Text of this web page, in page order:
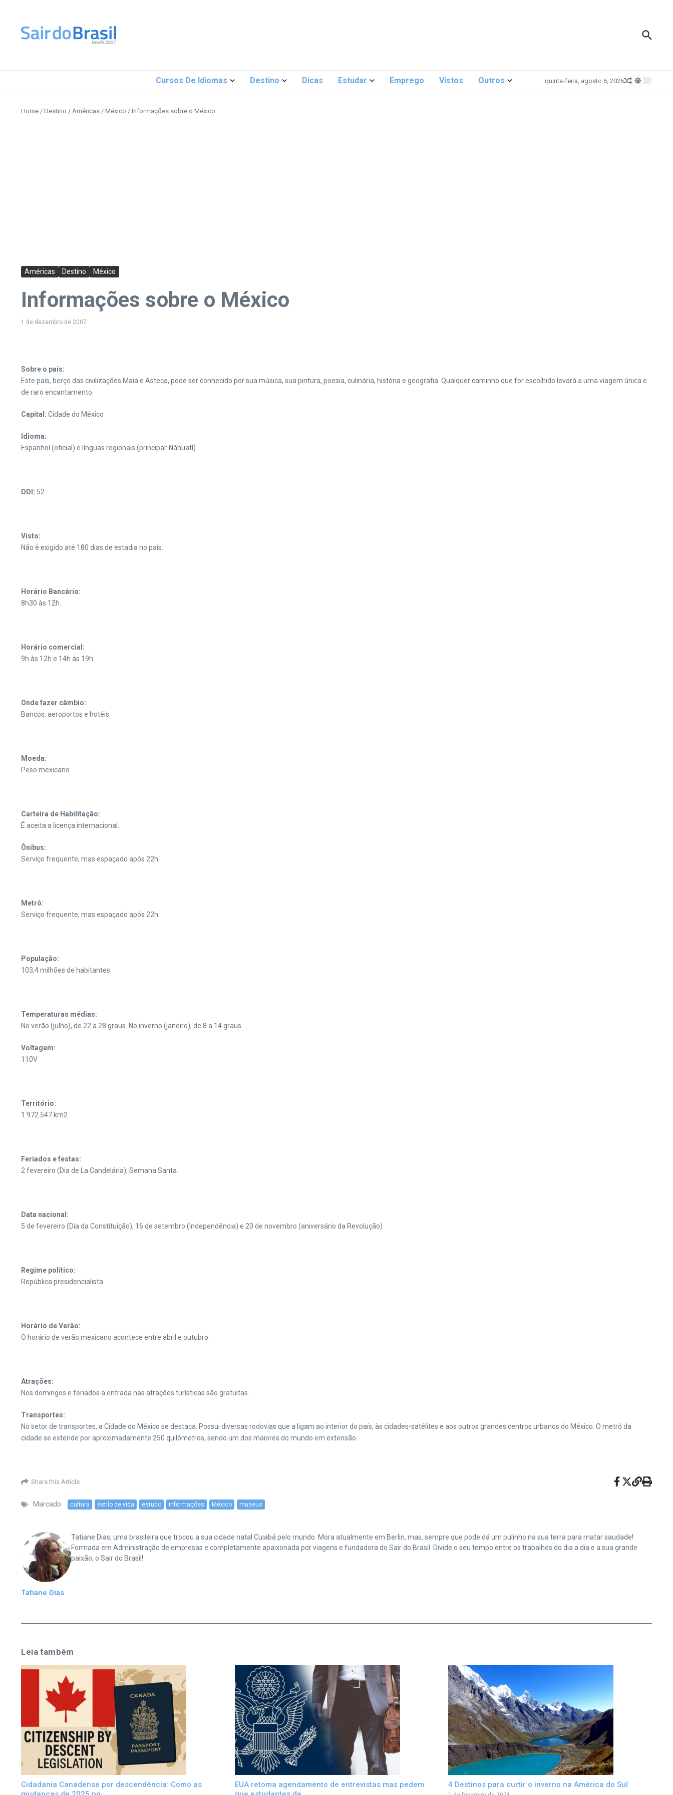
Cursos De Idiomas Destino Dicas Estudar Emprego Vistos Outros quinta-feira, agosto 6, 2026
Home / Destino / Américas / México / Informações sobre o México
Américas Destino México
Informações sobre o México
1 de dezembro de 2007
Sobre o país:
Este país, berço das civilizações Maia e Asteca, pode ser conhecido por sua música, sua pintura, poesia, culinária, história e geografia. Qualquer caminho que for escolhido levará a uma viagem única e
de raro encantamento.
Capital: Cidade do México
Idioma:
Espanhol (oficial) e línguas regionais (principal: Náhuatl)
DDI: 52
Visto:
Não é exigido até 180 dias de estadia no país.
Horário Bancário:
8h30 às 12h.
Horário comercial:
9h às 12h e 14h às 19h.
Onde fazer câmbio:
Bancos, aeroportos e hotéis.
Moeda:
Peso mexicano.
Carteira de Habilitação:
É aceita a licença internacional.
Ônibus:
Serviço frequente, mas espaçado após 22h.
Metrô:
Serviço frequente, mas espaçado após 22h.
População:
103,4 milhões de habitantes.
Temperaturas médias:
No verão (julho), de 22 a 28 graus. No inverno (janeiro), de 8 a 14 graus
Voltagem:
110V
Território:
1.972.547 km2
Feriados e festas:
2 fevereiro (Dia de La Candelária), Semana Santa.
Data nacional:
5 de fevereiro (Dia da Constituição), 16 de setembro (Independência) e 20 de novembro (aniversário da Revolução)
Regime político:
República presidencialista
Horário de Verão:
O horário de verão mexicano acontece entre abril e outubro.
Atrações:
Nos domingos e feriados a entrada nas atrações turísticas são gratuitas.
Transportes:
No setor de transportes, a Cidade do México se destaca. Possui diversas rodovias que a ligam ao interior do país, às cidades-satélites e aos outros grandes centros urbanos do México. O metrô da
cidade se estende por aproximadamente 250 quilômetros, sendo um dos maiores do mundo em extensão.
Share this Article
Marcado: cultura estilo de vida estudo informações México museus
Tatiane Dias
Tatiane Dias, uma brasileira que trocou a sua cidade natal Cuiabá pelo mundo. Mora atualmente em Berlin, mas, sempre que pode dá um pulinho na sua terra para matar saudade!
Formada em Administração de empresas e completamente apaixonada por viagens e fundadora do Sair do Brasil. Divide o seu tempo entre os trabalhos do dia a dia e a sua grande
paixão, o Sair do Brasil!
Leia também
Cidadania Canadense por descendência: Como as
EUA retoma agendamento de entrevistas mas pedem
4 Destinos para curtir o inverno na América do Sul